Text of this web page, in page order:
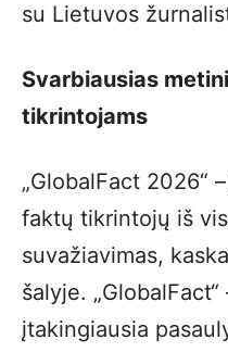
su Lietuvos
Svarbiausias
tikrintojams
„GlobalFact 2026“
faktų tikrintojų iš
suvažiavimas,
šalyje.
įtakingiausia